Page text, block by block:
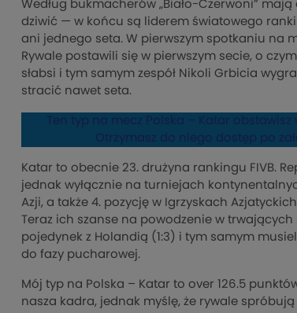
Według bukmacherów „Biało-Czerwoni”
dziwić — w końcu są liderem światowego
ani jednego seta. W pierwszym spotkaniu na
Rywale postawili się w pierwszym secie, o
słabsi i tym samym zespół Nikoli Grbicia
stracić nawet seta.
Ten typ na mecz Polska – Katar obstawisz
Otrzymasz do niego dostęp po
Katar to obecnie 23. drużyna rankingu FIVB.
jednak wyłącznie na turniejach
Azji, a także 4. pozycję w Igrzyskach
Teraz ich szanse na powodzenie w
pojedynek z Holandią (1:3) i tym samym
do fazy pucharowej.
Mój typ na Polska – Katar to over 126.5
nasza kadra, jednak myślę, że rywale